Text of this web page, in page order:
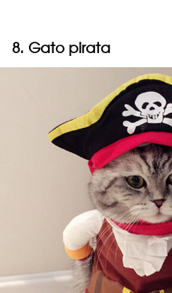
8. Gato pirata